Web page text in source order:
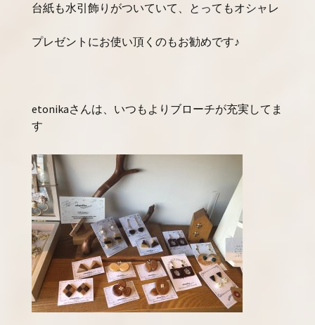
台紙も水引飾りがついていて、とってもオシャレ
プレゼントにお使い頂くのもお勧めです♪
etonikaさんは、いつもよりブローチが充実してま
す